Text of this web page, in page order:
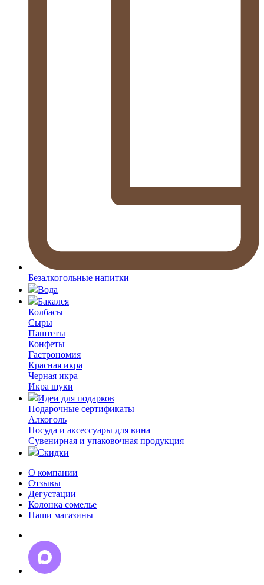
Безалкогольные напитки
Вода
Бакалея
Колбасы
Сыры
Паштеты
Конфеты
Гастрономия
Красная икра
Черная икра
Икра щуки
Идеи для подарков
Подарочные сертификаты
Алкоголь
Посуда и аксессуары для вина
Сувенирная и упаковочная продукция
Скидки
О компании
Отзывы
Дегустации
Колонка сомелье
Наши магазины